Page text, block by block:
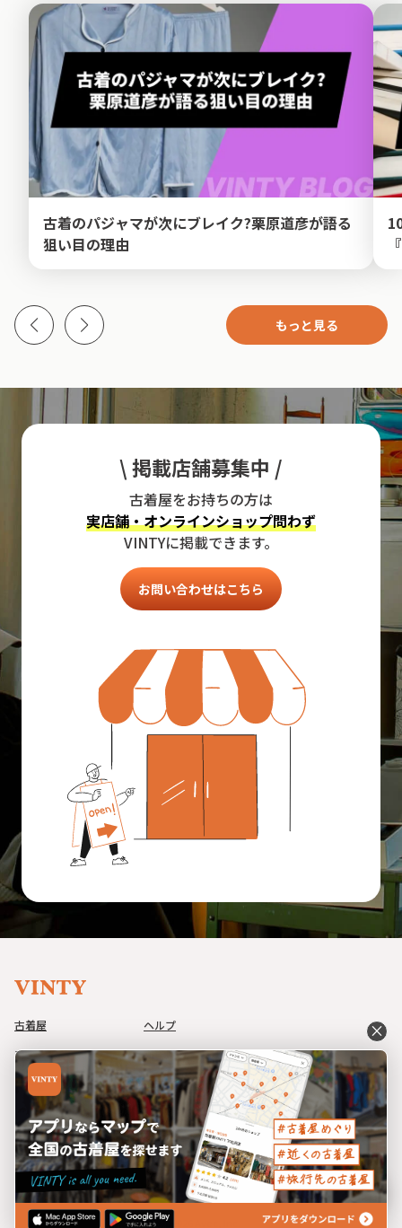
bookmark
古着のパジャマが次にブレイク?栗原道彦が語る
狙い目の理由
もっと見る
\ 掲載店舗募集中 /
古着屋をお持ちの方は
実店舗・オンラインショップ問わず
VINTYに掲載できます。
お問い合わせはこちら
close
古着屋
アイテム
コーデ
イベント
ブログ
ヘルプ
利用規約
プライバシーポリシー
特定商取引法に基づく表記
運営会社
©